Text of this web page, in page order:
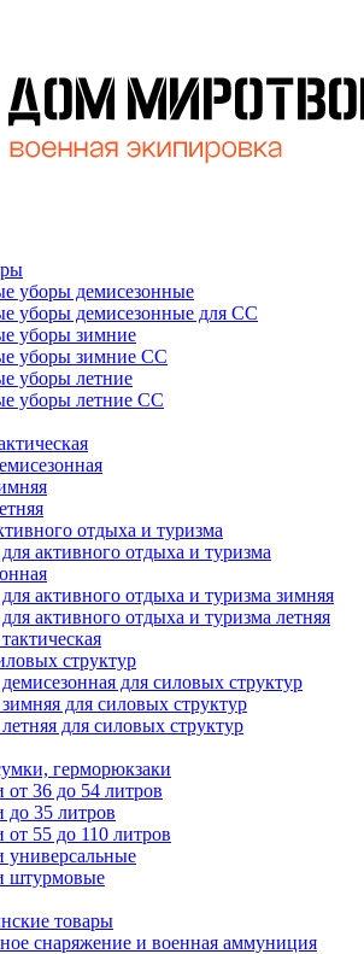
уборы демисезонные
уборы демисезонные для СС
уборы зимние
уборы зимние СС
уборы летние
уборы летние СС
отдыха и туризма
активного отдыха и туризма
активного отдыха и туризма зимняя
активного отдыха и туризма летняя
структур
для силовых структур
для силовых структур
для силовых структур
герморюкзаки
от 36 до 54 литров
до 35 литров
от 55 до 110 литров
универсальные
штурмовые
товары
снаряжение и военная аммуниция